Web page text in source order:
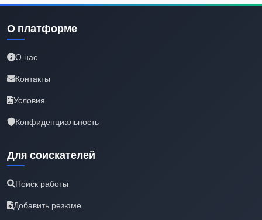
О платформе
О нас
Контакты
Условия
Конфиденциальность
Для соискателей
Поиск работы
Добавить резюме